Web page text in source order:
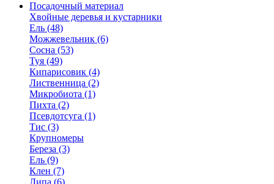
Посадочный материал
Хвойные деревья и кустарники
Ель (48)
Можжевельник (6)
Сосна (53)
Туя (49)
Кипарисовик (4)
Лиственница (2)
Микробиота (1)
Пихта (2)
Псевдотсуга (1)
Тис (3)
Крупномеры
Береза (3)
Ель (9)
Клен (7)
Липа (6)